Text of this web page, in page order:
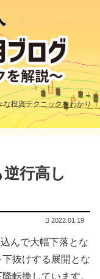
な投資テクニックをわかり
行高し
2022.01.19
んで大幅下落とな
抜けする展開とな
転換しています。